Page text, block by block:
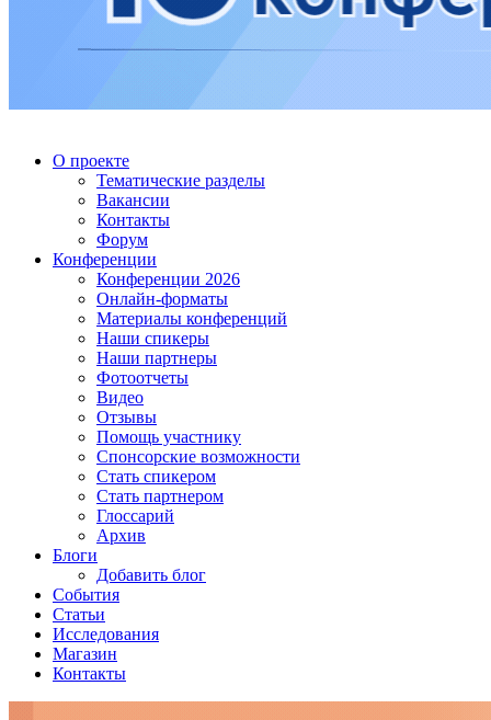
О проекте
Тематические разделы
Вакансии
Контакты
Форум
Конференции
Конференции 2026
Онлайн-форматы
Материалы конференций
Наши спикеры
Наши партнеры
Фотоотчеты
Видео
Отзывы
Помощь участнику
Спонсорские возможности
Стать спикером
Стать партнером
Глоссарий
Архив
Блоги
Добавить блог
События
Статьи
Исследования
Магазин
Контакты